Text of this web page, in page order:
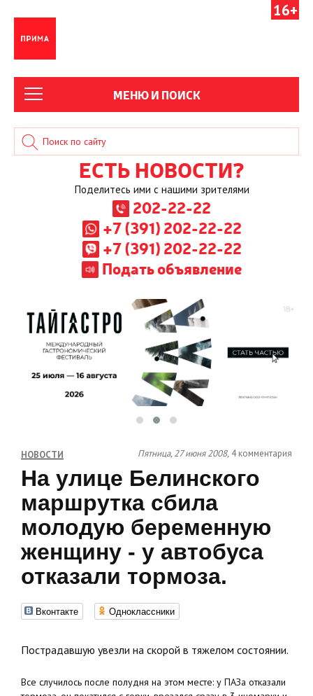
16+
МЕНЮ И ПОИСК
ЕСТЬ НОВОСТИ?
Поделитесь ими с нашими зрителями
202-22-22
+7 (391) 202-22-22
+7 (391) 202-22-22
Подать объявление
НОВОСТИ Пятница, 27 июня 2008, 4 комментария
На улице Белинского
маршрутка сбила
молодую беременную
женщину - у автобуса
отказали тормоза.
Вконтакте Одноклассники
Пострадавшую увезли на скорой в тяжелом состоянии.
Все случилось после полудня на этом месте: у ПАЗа отказали